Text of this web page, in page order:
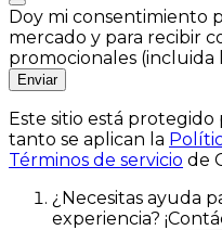
Doy mi consentimiento
mercado y para recibir
promocionales (incluida
Enviar
Este sitio está protegido
tanto se aplican la
Términos de servicio de
¿Necesitas ayuda
experiencia?